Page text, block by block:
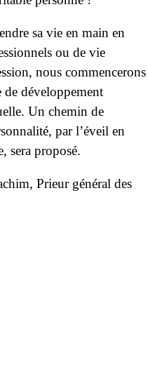
sa vie en main en
ou de vie
nous commencerons
développement
Un chemin de
par l’éveil en
sera proposé.
Prieur général des